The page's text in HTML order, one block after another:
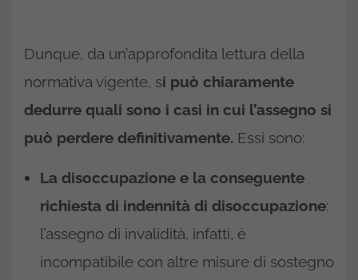
Dunque, da un’approfondita lettura della
normativa vigente, si può chiaramente
dedurre quali sono i casi in cui l’assegno si
può perdere definitivamente. Essi sono:
La disoccupazione e la conseguente
richiesta di indennità di disoccupazione:
l’assegno di invalidità, infatti, è
incompatibile con altre misure di sostegno